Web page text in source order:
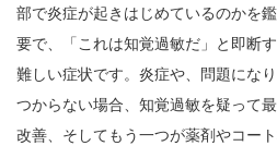
部で炎症が起きはじめているのかを
要で、「これは知覚過敏だ」と即断
難しい症状です。炎症や、問題にな
つからない場合、知覚過敏を疑って
改善、そしてもう一つが薬剤やコー